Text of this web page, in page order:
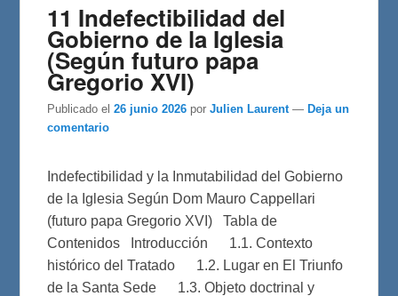
11 Indefectibilidad del
Gobierno de la Iglesia
(Según futuro papa
Gregorio XVI)
Publicado el 26 junio 2026 porJulien Laurent — Deja un
comentario
Indefectibilidad y la Inmutabilidad del Gobierno
de la Iglesia Según Dom Mauro Cappellari
(futuro papa Gregorio XVI) Tabla de
Contenidos Introducción 1.1. Contexto
histórico del Tratado 1.2. Lugar en El Triunfo
de la Santa Sede 1.3. Objeto doctrinal y